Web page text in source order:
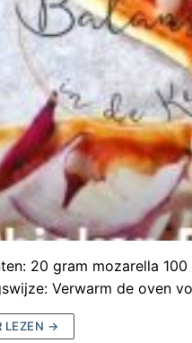
20 gram mozarella
Verwarm de oven
LEZEN →